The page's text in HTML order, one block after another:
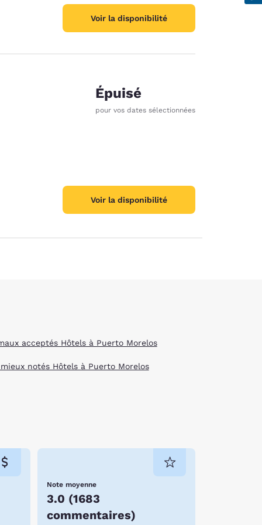
Voir la disponibilité
Épuisé
pour vos dates sélectionnées
Voir la disponibilité
acceptés Hôtels à Puerto Morelos
mieux notés Hôtels à Puerto Morelos
Note moyenne
3.0 (1683
commentaires)